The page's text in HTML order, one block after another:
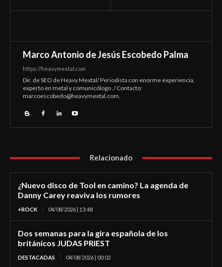
Marco Antonio de Jesús Escobedo Palma
https://heavymextal.com
Dir. de SEO de Heavy Mextal/ Periodista con enorme experiencia,
experto en metal y comunicólogo ./ Contacto:
marcoescobedo@heavymextal.com.
Relacionado
¿Nuevo disco de Tool en camino? La agenda de
Danny Carey reaviva los rumores
+ROCK 04/08/2026 | 13:48
Dos semanas para la gira española de los
británicos JUDAS PRIEST
DESTACADAS 04/08/2026 | 00:02